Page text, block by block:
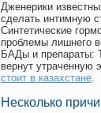
Дженерики
сделать интимную
Синтетические
проблемы лишнего
БАДы и препараты:
вернут утраченную
стоит в казахстане.
Несколько